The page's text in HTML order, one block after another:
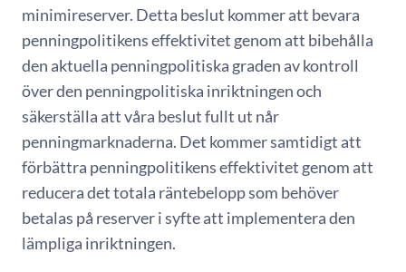
minimireserver. Detta beslut kommer att bevara
penningpolitikens effektivitet genom att bibehålla
den aktuella penningpolitiska graden av kontroll
över den penningpolitiska inriktningen och
säkerställa att våra beslut fullt ut når
penningmarknaderna. Det kommer samtidigt att
förbättra penningpolitikens effektivitet genom att
reducera det totala räntebelopp som behöver
betalas på reserver i syfte att implementera den
lämpliga inriktningen.